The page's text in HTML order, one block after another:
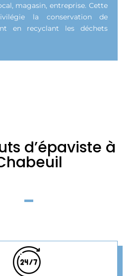
magasin, entreprise. Cette
la conservation de
en recyclant les déchets
d’épaviste à